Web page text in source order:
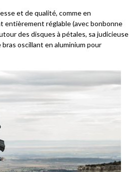
et de qualité, comme en
entièrement réglable (avec bonbonne
des disques à pétales, sa judicieuse
oscillant en aluminium pour